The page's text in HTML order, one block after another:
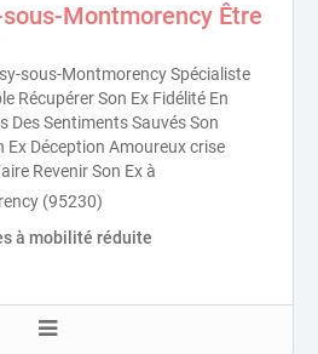
Montmorency Être
sous-Montmorency Spécialiste
Récupérer Son Ex Fidélité En
Des Sentiments Sauvés Son
Ex Déception Amoureux crise
Revenir Son Ex à
(95230)
à mobilité réduite